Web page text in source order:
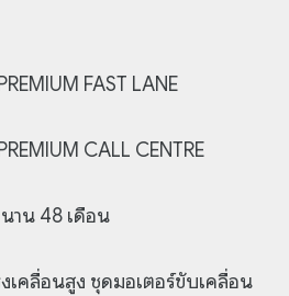
FAST LANE
CALL CENTRE
าน 48 เดือน
เคลื่อนสูง ชุดมอเตอร์ขับเคลื่อน